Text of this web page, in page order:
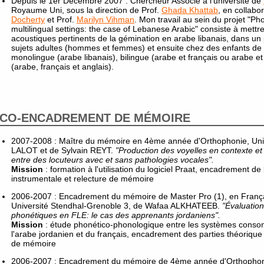
Royaume Uni, sous la direction de Prof. Ghada Khattab , en
Docherty et Prof. Marilyn Vihman . Mon travail au sein du projet
multilingual settings: the case of Lebanese Arabic" consiste à
acoustiques pertinents de la gémination en arabe libanais, dans
sujets adultes (hommes et femmes) et ensuite chez des enfants
monolingue (arabe libanais), bilingue (arabe et français ou arabe
(arabe, français et anglais).
CO-ENCADREMENT DE MÉMOIRE
2007-2008 : Maître du mémoire en 4ème année d'Orthophonie,
LALOT et de Sylvain REYT. "Production des voyelles en contexte
entre des locuteurs avec et sans pathologies vocales".
Mission : formation à l'utilisation du logiciel Praat, encadrement
instrumentale et relecture de mémoire
2006-2007 : Encadrement du mémoire de Master Pro (1), en
Université Stendhal-Grenoble 3, de Wafaa ALKHATEEB.
phonétiques en FLE: le cas des apprenants jordaniens".
Mission : étude phonético-phonologique entre les systèmes
l'arabe jordanien et du français, encadrement des parties
de mémoire
2006-2007 : Encadrement du mémoire de 4ème année